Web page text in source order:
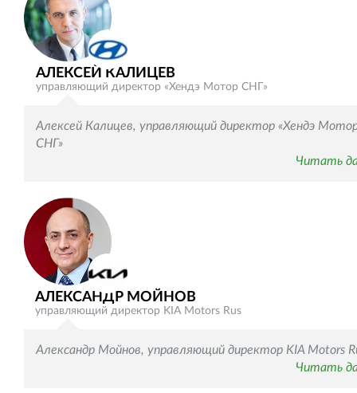
АЛЕКСЕЙ КАЛИЦЕВ
управляющий директор «Хендэ Мотор СНГ»
Алексей Калицев, управляющий директор «Хендэ
СНГ»
Читать
АЛЕКСАНДР МОЙНОВ
управляющий директор KIA Motors Rus
Александр Мойнов, управляющий директор KIA Motors
Читать